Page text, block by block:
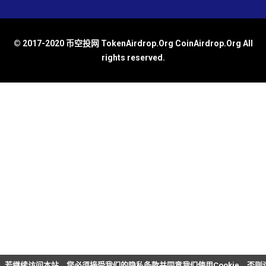
© 2017-2020 币空投网 TokenAirdrop.Org CoinAirdrop.Org All
rights reserved.